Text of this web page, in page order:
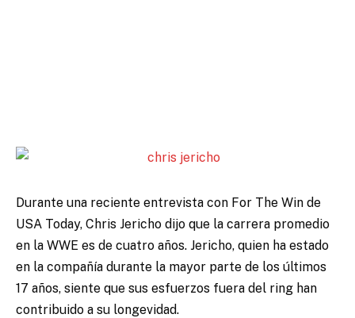
Durante una reciente entrevista con For The Win de
USA Today, Chris Jericho dijo que la carrera promedio
en la WWE es de cuatro años. Jericho, quien ha estado
en la compañía durante la mayor parte de los últimos
17 años, siente que sus esfuerzos fuera del ring han
contribuido a su longevidad.